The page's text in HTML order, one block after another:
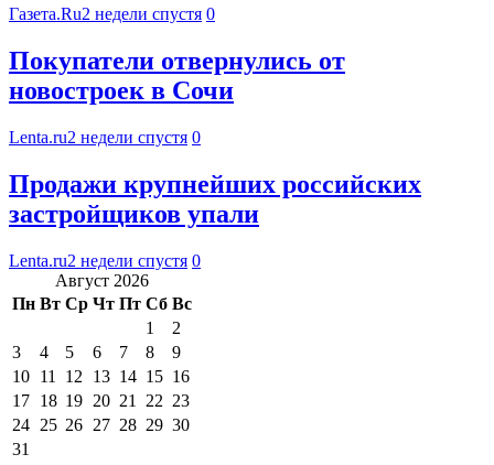
Газета.Ru2 недели спустя 0
Покупатели отвернулись от
новостроек в Сочи
Lenta.ru2 недели спустя 0
Продажи крупнейших российских
застройщиков упали
Lenta.ru2 недели спустя 0
Август 2026
Пн Вт Ср Чт Пт Сб Вс
1
2
3
4 5 6 7 8
9
10 11 12 13 14 15 16
17 18 19 20 21 22 23
24 25 26 27 28 29 30
31